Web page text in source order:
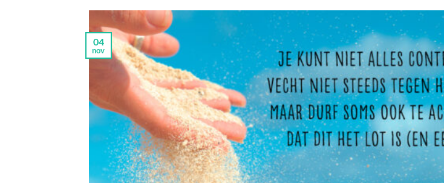
04
nov